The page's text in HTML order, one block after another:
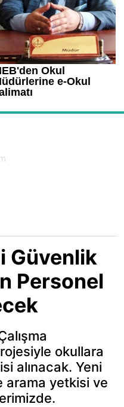
Güvenlik
Personel
okullara
alınacak. Yeni
arama yetkisi ve